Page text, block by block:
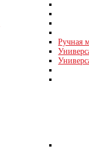
Ручная